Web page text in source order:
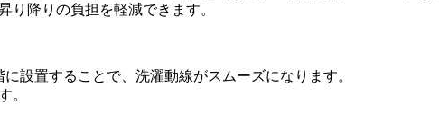
り降りの負担を軽減できます。
設置することで、洗濯動線がスムーズになります。
。